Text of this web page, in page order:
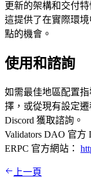
更新的架構和交付特
這提供了在實際環境
點的機會。
使用和諮詢
如需最佳地區配置指
擇，或從現有設定遷
Discord 獲取諮詢。
Validators DAO 官方
ERPC 官方網站：
上一頁